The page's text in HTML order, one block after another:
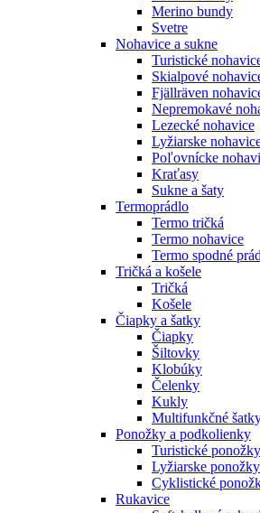
Merino bundy
Svetre
Nohavice a sukne
Turistické
Skialpové
Fjällräven
Nepremokavé
Lezecké nohavice
Lyžiarske
Poľovnícke
Kraťasy
Sukne a šaty
Termoprádlo
Termo tričká
Termo nohavice
Termo spodné
Tričká a košele
Tričká
Košele
Čiapky a šatky
Čiapky
Šiltovky
Klobúky
Čelenky
Kukly
Multifunkčné
Ponožky a podkolienky
Turistické ponožky
Lyžiarske ponožky
Cyklistické
Rukavice